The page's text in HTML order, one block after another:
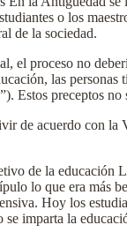
o los
de la sociedad.
el proceso no
las
Estos preceptos no
de acuerdo con la
de la educación
lo que era
Hoy los
imparta la